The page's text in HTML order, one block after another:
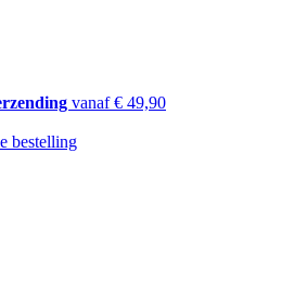
vanaf € 49,90
bestelling